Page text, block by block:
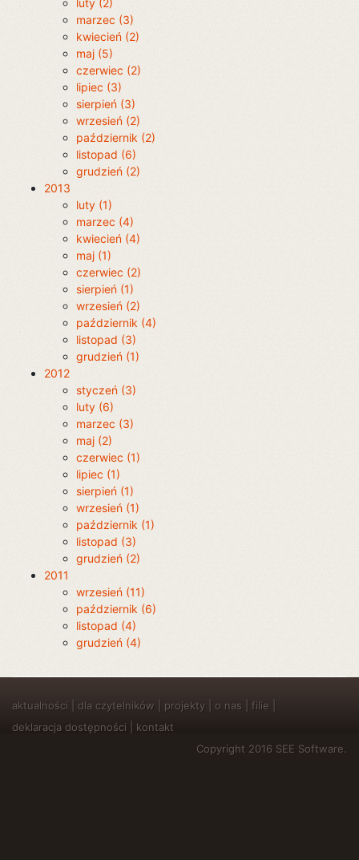
luty (2)
marzec (3)
kwiecień (2)
maj (5)
czerwiec (2)
lipiec (3)
sierpień (3)
wrzesień (2)
październik (2)
listopad (6)
grudzień (2)
2013
luty (1)
marzec (4)
kwiecień (4)
maj (1)
czerwiec (2)
sierpień (1)
wrzesień (2)
październik (4)
listopad (3)
grudzień (1)
2012
styczeń (3)
luty (6)
marzec (3)
maj (2)
czerwiec (1)
lipiec (1)
sierpień (1)
wrzesień (1)
październik (1)
listopad (3)
grudzień (2)
2011
wrzesień (11)
październik (6)
listopad (4)
grudzień (4)
aktualności dla czytelników projekty o nas filie
deklaracja dostępności
kontakt
Copyright 2016 SEE Software.